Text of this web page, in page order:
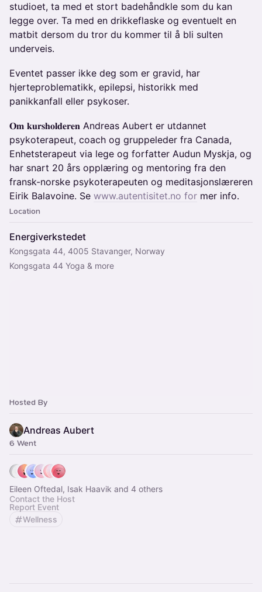
studioet, ta med et stort badehåndkle som du kan
legge over. Ta med en drikkeflaske og eventuelt en
matbit dersom du tror du kommer til å bli sulten
underveis.
Eventet passer ikke deg som er gravid, har
hjerteproblematikk, epilepsi, historikk med
panikkanfall eller psykoser.
𝐎𝐦 𝐤𝐮𝐫𝐬𝐡𝐨𝐥𝐝𝐞𝐫𝐞𝐧 Andreas Aubert er utdannet
psykoterapeut, coach og gruppeleder fra Canada,
Enhetsterapeut via lege og forfatter Audun Myskja, og
har snart 20 års opplæring og mentoring fra den
fransk-norske psykoterapeuten og meditasjonslæreren
Eirik Balavoine. Se www.autentisitet.no for mer info.
Location
Energiverkstedet
Kongsgata 44, 4005 Stavanger, Norway
Kongsgata 44 Yoga & more
Hosted By
Andreas Aubert
6 Went
Eileen Oftedal, Isak Haavik and 4 others
Contact the Host
Report Event
Wellness